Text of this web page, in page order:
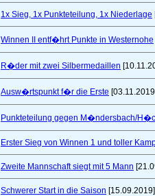
1x Sieg, 1x Punkteteilung, 1x Niederlage
Winnen II entf�hrt Punkte in Westernohe
R�der mit zwei Silbermedaillen
Ausw�rtspunkt f�r die Erste
Punkteteilung gegen M�ndersbach/
Erster Sieg von Winnen 1 und toller
Zweite Mannschaft siegt mit 5 Mann
Schwerer Start in die Saison [15.09.2019]